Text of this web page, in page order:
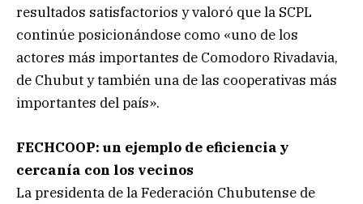
resultados satisfactorios y valoró que la SCPL
continúe posicionándose como «uno de los
actores más importantes de Comodoro Rivadavia,
de Chubut y también una de las cooperativas más
importantes del país».
FECHCOOP: un ejemplo de eficiencia y
cercanía con los vecinos
La presidenta de la Federación Chubutense de